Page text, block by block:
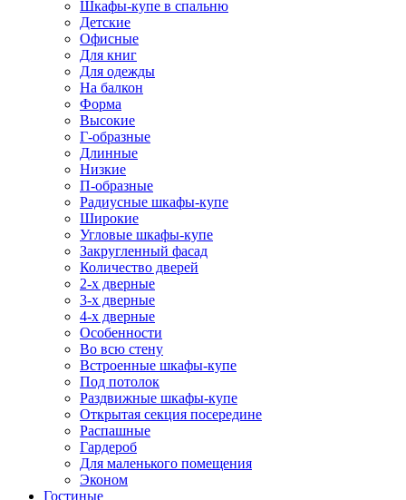
Шкафы-купе в спальню
Детские
Офисные
Для книг
Для одежды
На балкон
Форма
Высокие
Г-образные
Длинные
Низкие
П-образные
Радиусные шкафы-купе
Широкие
Угловые шкафы-купе
Закругленный фасад
Количество дверей
2-х дверные
3-х дверные
4-х дверные
Особенности
Во всю стену
Встроенные шкафы-купе
Под потолок
Раздвижные шкафы-купе
Открытая секция посередине
Распашные
Гардероб
Для маленького помещения
Эконом
Гостиные